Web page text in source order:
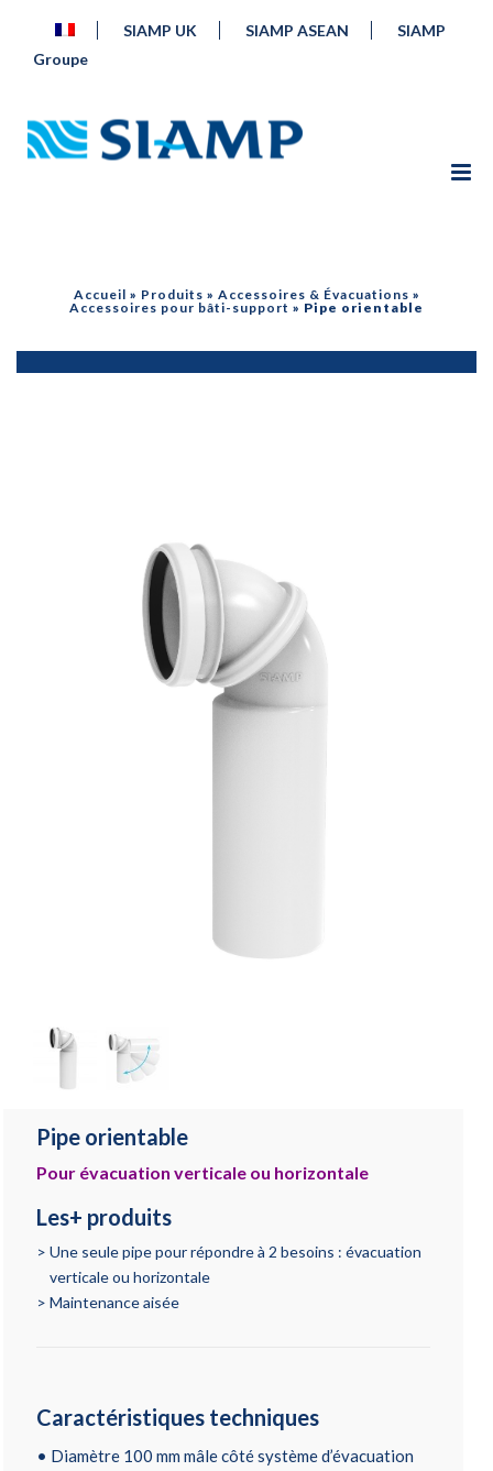
SIAMP UK SIAMP ASEAN
SIAMP
Groupe
Accueil » Produits » Accessoires & Évacuations »
Accessoires pour bâti-support » Pipe orientable
Pipe orientable
Pour évacuation verticale ou horizontale
Les+ produits
Une seule pipe pour répondre à 2 besoins : évacuation
verticale ou horizontale
Maintenance aisée
Caractéristiques techniques
• Diamètre 100 mm mâle côté système d’évacuation